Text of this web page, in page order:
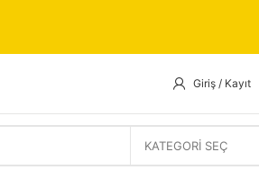
Giriş / Kayıt
KATEGORI SEÇ